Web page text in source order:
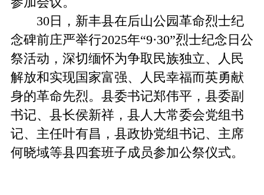
30日，新丰县在后山公园革命烈士纪
念碑前庄严举行2025年“9·30”烈士纪念日公
祭活动，深切缅怀为争取民族独立、人民
解放和实现国家富强、人民幸福而英勇献
身的革命先烈。县委书记郑伟平，县委副
书记、县长侯新祥，县人大常委会党组书
记、主任叶有昌，县政协党组书记、主席
何晓域等县四套班子成员参加公祭仪式。